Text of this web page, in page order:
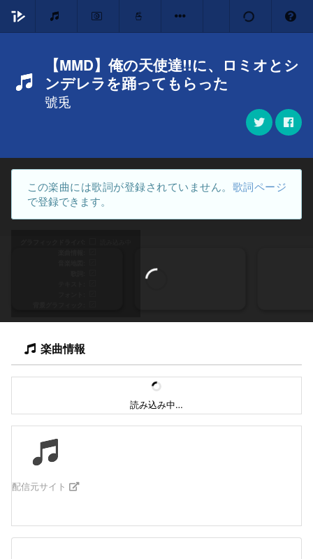
【MMD】俺の天使達!!に、ロミオとシ
ンデレラを踊ってもらった
號兎
この楽曲には歌詞が登録されていません。 歌詞ページ
で登録できます。
楽曲情報
読み込み中…
配信元サイト